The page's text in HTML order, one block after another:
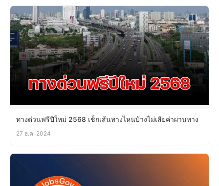
ทางด่วนฟรีปีใหม่ 2568 เช็กเส้นทางไหนบ้างไม่เสียค่าผ่านทาง
27 ธ.ค. 2024